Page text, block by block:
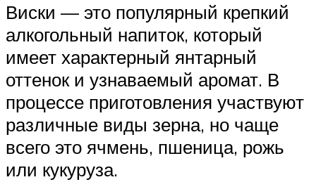
Виски — это популярный крепкий
алкогольный напиток, который
имеет характерный янтарный
оттенок и узнаваемый аромат. В
процессе приготовления участвуют
различные виды зерна, но чаще
всего это ячмень, пшеница, рожь
или кукуруза.